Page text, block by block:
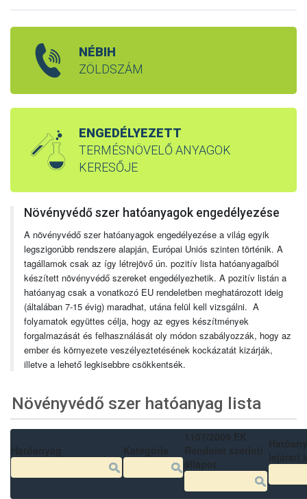
NÉBIH
ZÖLDSZÁM
ENGEDÉLYEZETT
TERMÉSNÖVELŐ ANYAGOK
KERESŐJE
Növényvédő szer hatóanyagok engedélyezése
A növényvédő szer hatóanyagok engedélyezése a világ egyik
legszigorúbb rendszere alapján, Európai Uniós szinten történik. A
tagállamok csak az így létrejövő ún. pozitív lista hatóanyagaiból
készített növényvédő szereket engedélyezhetik. A pozitív listán a
hatóanyag csak a vonatkozó EU rendeletben meghatározott ideig
(általában 7-15 évig) maradhat, utána felül kell vizsgálni. A
folyamatok együttes célja, hogy az egyes készítmények
forgalmazását és felhasználását oly módon szabályozzák, hogy az
ember és környezete veszélyeztetésének kockázatát kizárják,
illetve a lehető legkisebbre csökkentsék.
Növényvédő szer hatóanyag lista